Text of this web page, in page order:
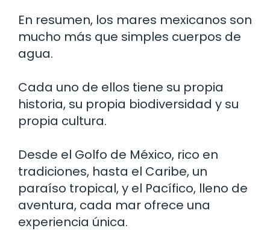
En resumen, los mares mexicanos son
mucho más que simples cuerpos de
agua.
Cada uno de ellos tiene su propia
historia, su propia biodiversidad y su
propia cultura.
Desde el Golfo de México, rico en
tradiciones, hasta el Caribe, un
paraíso tropical, y el Pacífico, lleno de
aventura, cada mar ofrece una
experiencia única.